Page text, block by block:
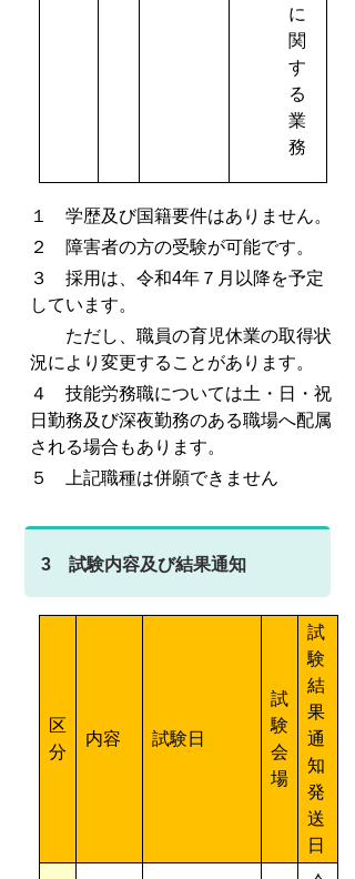
に
関
す
る
業
務
１ 学歴及び国籍要件はありません。
２ 障害者の方の受験が可能です。
３ 採用は、令和4年７月以降を予定
しています。
ただし、職員の育児休業の取得状
況により変更することがあります。
４ 技能労務職については土・日・祝
日勤務及び深夜勤務のある職場へ配属
される場合もあります。
５ 上記職種は併願できません
3 試験内容及び結果通知
区
分
内容 試験日
試
験
会
場
試
験
結
果
通
知
発
送
日